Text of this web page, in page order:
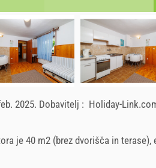
2025. Dobavitelj : Holiday-
je 40 m2 (brez dvorišča in terase),